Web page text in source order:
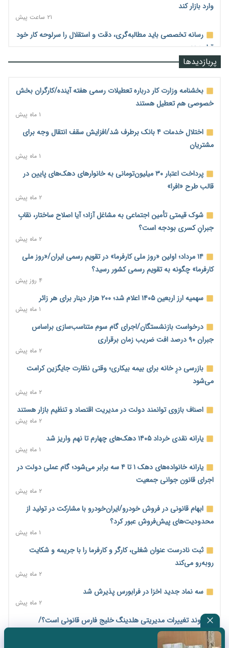
وارد بازار کند
۲۱ ساعت پیش
رسانه تخصصی باید مطالبه‌گری، دقت و استقلال را سرلوحه کار خود
قرار دهد
شایسته‌سالاری زیر فشار؟
صادرات محصولات آب‌بر در اوج خشکسالی؛ تراز تجاری به چه
قیمتی؟
موبایل گران می‌شود؟ هزینه واردات ۱۰ برابر شد، ثبت سفارش
همچنان متوقف است
کارخانه‌ها ایستادند؛ تولیدکنندگان همچنان زیر فشار خسارت و تأمین
مواد اولیه
قیمت مسکن در دست سازنده‌های خرد؛ چگونه «عددسازی» بازار
ملک را ملتهب می‌کند؟
مسیر تأمین مواد اولیه صنایع تسهیل شد؛ ۳۴۱۴ کد تعرفه مشمول
سهمیه جدید
منابع صندوق ملی مسکن به متقاضیان رسید؛ اولویت با پروژه‌های
بالای ۸۰ درصد پیشرفت
هشدار درباره آینده صندوق‌های بازنشستگی؛ اعتماد بیمه‌پردازان را
قربانی نکنیم
ترمیم مزد در راه است؟ تأکید بر افزایش مزد پایه و شفافیت سبد
وام بدون رتبه اعتباری؛ صندوق کارآفرینی امید از حمایت متفاوت
خود می‌گوید
۲۳ ساعت پیش
ناترازی برق ۳۰ درصد کاهش یافت؛ وعده وزارت نیرو برای رفع
محدودیت صنایع
۲۳ ساعت پیش
ورود بخش خصوصی به حکمرانی اشتغال؛ «یاوران پیشرفت»
امسال گسترده‌تر می‌شود
مطالبه کارگران جنوب برای پرداخت «حق جنگ»؛ از نفت و گاز تا
شبکه برق
حساب‌های شرکت ملی نفت در بانک صنعت و معدن مسدود شد؛
بدهی یک میلیارد دلاری
پربازدیدها
بخشنامه وزارت کار درباره تعطیلات رسمی هفته آینده/کارگران بخش
خصوصی هم تعطیل هستند
۱ ماه پیش
اختلال خدمات ۴ بانک برطرف شد/افزایش سقف انتقال وجه برای
مشتریان
۱ ماه پیش
پرداخت اعتبار ۳۰ میلیون‌تومانی به خانوارهای دهک‌های پایین در
قالب طرح «افرا»
۲ ماه پیش
شوک قیمتی تأمین اجتماعی به مشاغل آزاد؛ آیا اصلاح ساختار، نقابِ
جبرانِ کسری بودجه است؟
۲ ماه پیش
۱۴ مرداد؛ اولین «روز ملی کارفرما» در تقویم رسمی ایران/«روز ملی
کارفرما» چگونه به تقویم رسمی کشور رسید؟
۴ روز پیش
سهمیه ارز اربعین ۱۴۰۵ اعلام شد؛ ۲۰۰ هزار دینار برای هر زائر
۱ ماه پیش
درخواست بازنشستگان/اجرای گام سوم متناسب‌سازی براساس
جبران ۹۰ درصد افت ضریب زمان برقراری
۲ ماه پیش
بازرسی درِ خانه برای بیمه بیکاری؛ وقتی نظارت جایگزین کرامت
می‌شود
۲ ماه پیش
اصناف بازوی توانمند دولت در مدیریت اقتصاد و تنظیم بازار هستند
۲ ماه پیش
یارانه نقدی خرداد ۱۴۰۵ دهک‌های چهارم تا نهم واریز شد
۱ ماه پیش
یارانه خانواده‌های دهک ۱ تا ۴ سه برابر می‌شود؛ گام عملی دولت در
اجرای قانون جوانی جمعیت
۲ ماه پیش
ابهام قانونی در فروش خودرو/ایران‌خودرو با مشارکت در تولید از
محدودیت‌های پیش‌فروش عبور کرد؟
۱ ماه پیش
ثبت نادرست عنوان شغلی، کارگر و کارفرما را با جریمه و شکایت
روبه‌رو می‌کند
۲ ماه پیش
سه نماد جدید اخزا در فرابورس پذیرش شد
۲ ماه پیش
روند تغییرات مدیریتی هلدینگ خلیج فارس قانونی است؟/
روایت‌های متناقض و نگرانی سهامداران